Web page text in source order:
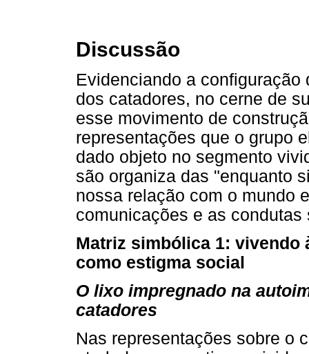
Discussão
Evidenciando a
dos catadores, no cerne de
esse movimento de
representações que o grupo
dado objeto no segmento
são organiza das "enquanto
nossa relação com o mundo
comunicações e as
Matriz simbólica 1: vivendo
como estigma social
O lixo impregnado na
catadores
Nas representações sobre o